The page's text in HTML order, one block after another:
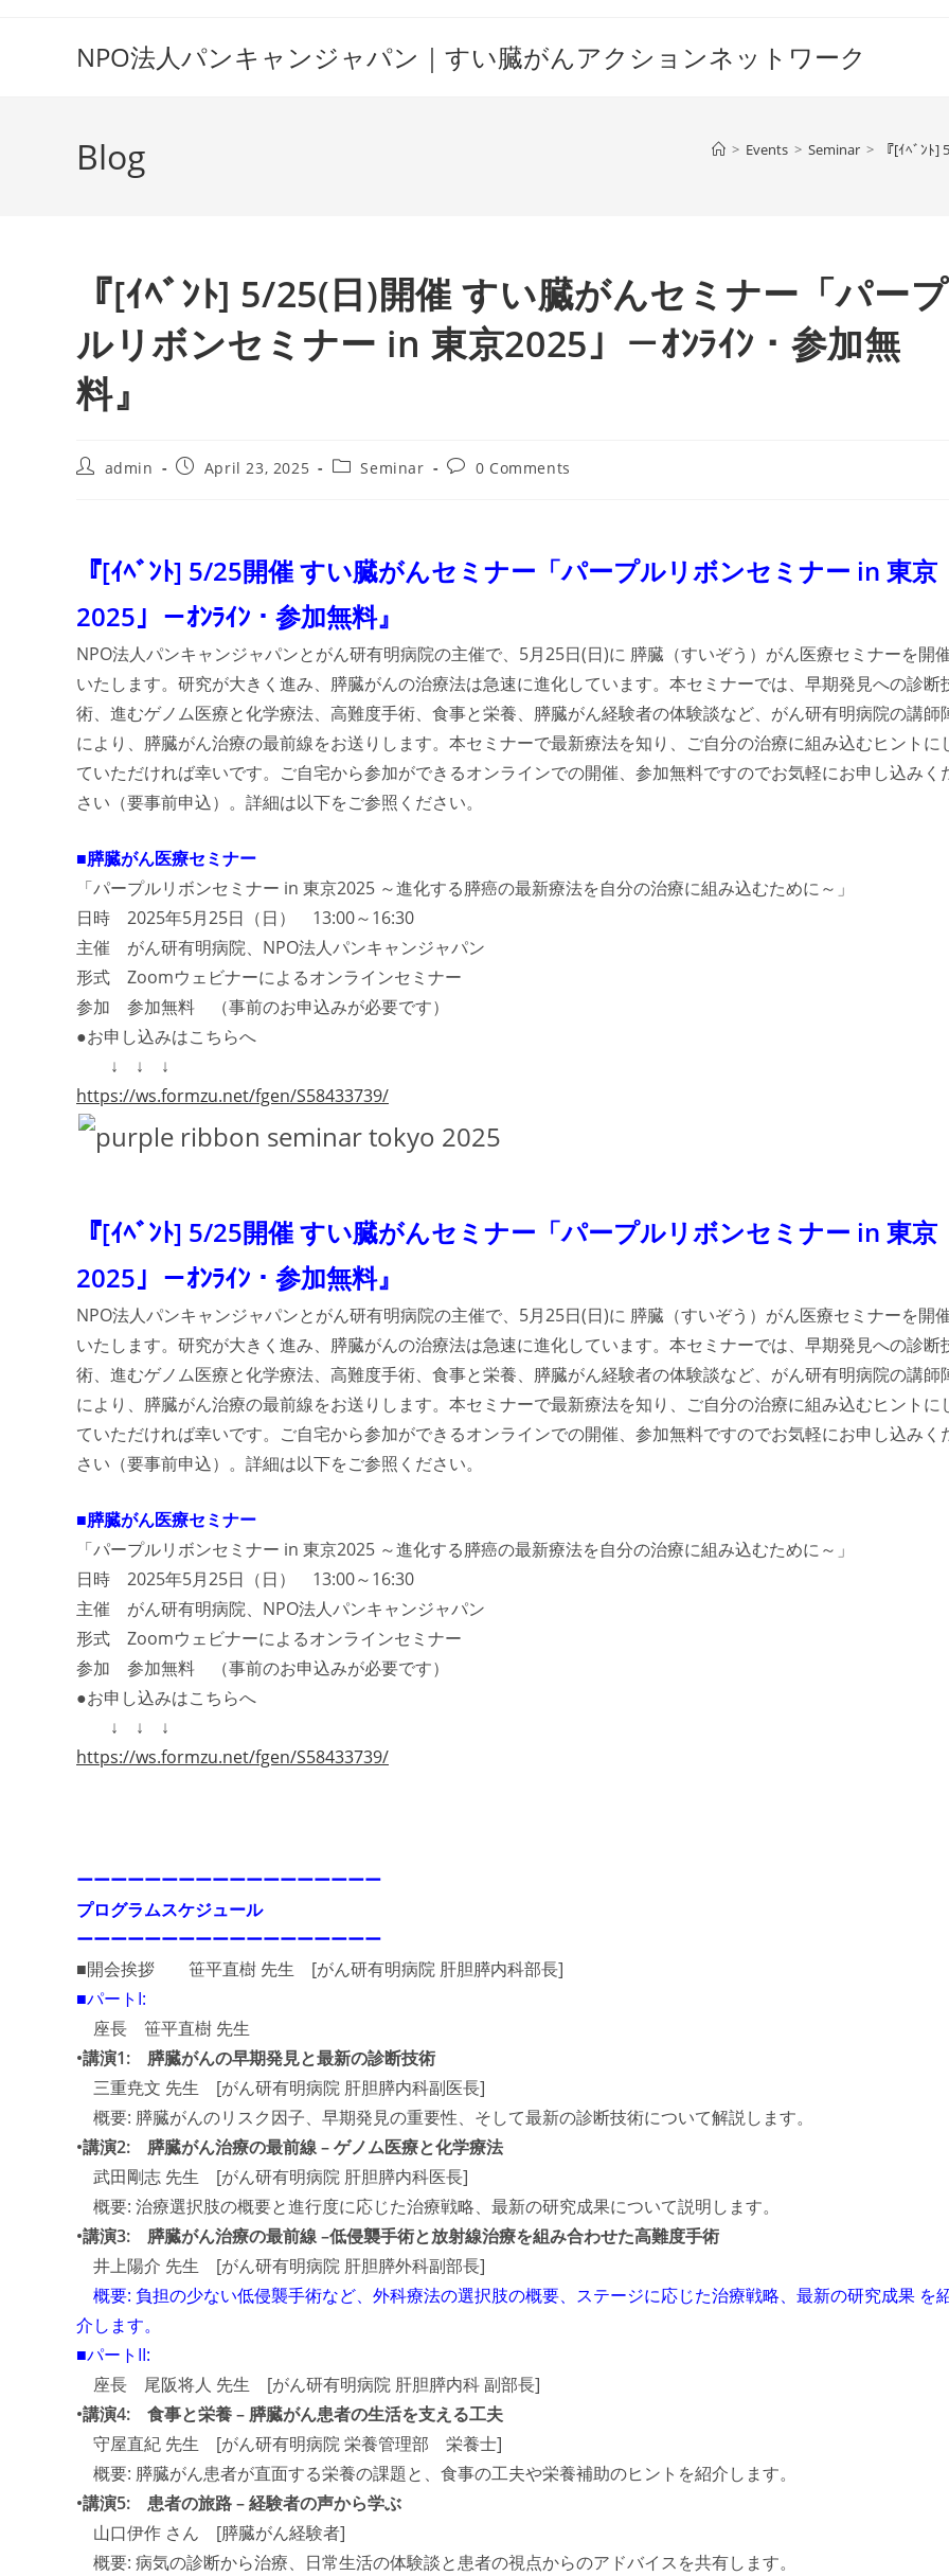
NPO法人パンキャンジャパン｜すい臓がんアクションネットワーク
Blog > Events > Seminar > 『[ｲﾍﾞﾝﾄ
『[ｲﾍﾞﾝﾄ] 5/25(日)開催 すい臓がんセミナー「パープ
ルリボンセミナー in 東京2025」－ｵﾝﾗｲﾝ・参加無
料』
Postadmin
PostApril 23, 2025
PostSeminar
Post0 Comments
『[ｲﾍﾞﾝﾄ] 5/25開催 すい臓がんセミナー「パープルリボンセミナー in 東京
2025」－ｵﾝﾗｲﾝ・参加無料』
NPO法人パンキャンジャパンとがん研有明病院の主催で、5月25日(日)に 膵臓（すいぞう）がん医療セミナーを開
いたします。研究が大きく進み、膵臓がんの治療法は急速に進化しています。本セミナーでは、早期発見への診断
術、進むゲノム医療と化学療法、高難度手術、食事と栄養、膵臓がん経験者の体験談など、がん研有明病院の講師
により、膵臓がん治療の最前線をお送りします。本セミナーで最新療法を知り、ご自分の治療に組み込むヒントに
ていただければ幸いです。ご自宅から参加ができるオンラインでの開催、参加無料ですのでお気軽にお申し込みく
さい（要事前申込）。詳細は以下をご参照ください。
■膵臓がん医療セミナー
「パープルリボンセミナー in 東京2025 ～進化する膵癌の最新療法を自分の治療に組み込むために～」
日時 2025年5月25日（日） 13:00～16:30
主催 がん研有明病院、NPO法人パンキャンジャパン
形式 Zoomウェビナーによるオンラインセミナー
参加 参加無料 （事前のお申込みが必要です）
●お申し込みはこちらへ
↓ ↓ ↓
https://ws.formzu.net/fgen/S58433739/
『[ｲﾍﾞﾝﾄ] 5/25開催 すい臓がんセミナー「パープルリボンセミナー in 東京
2025」－ｵﾝﾗｲﾝ・参加無料』
NPO法人パンキャンジャパンとがん研有明病院の主催で、5月25日(日)に 膵臓（すいぞう）がん医療セミナーを開
いたします。研究が大きく進み、膵臓がんの治療法は急速に進化しています。本セミナーでは、早期発見への診断
術、進むゲノム医療と化学療法、高難度手術、食事と栄養、膵臓がん経験者の体験談など、がん研有明病院の講師
により、膵臓がん治療の最前線をお送りします。本セミナーで最新療法を知り、ご自分の治療に組み込むヒントに
ていただければ幸いです。ご自宅から参加ができるオンラインでの開催、参加無料ですのでお気軽にお申し込みく
さい（要事前申込）。詳細は以下をご参照ください。
■膵臓がん医療セミナー
「パープルリボンセミナー in 東京2025 ～進化する膵癌の最新療法を自分の治療に組み込むために～」
日時 2025年5月25日（日） 13:00～16:30
主催 がん研有明病院、NPO法人パンキャンジャパン
形式 Zoomウェビナーによるオンラインセミナー
参加 参加無料 （事前のお申込みが必要です）
●お申し込みはこちらへ
↓ ↓ ↓
https://ws.formzu.net/fgen/S58433739/
ーーーーーーーーーーーーーーーーーー
プログラムスケジュール
ーーーーーーーーーーーーーーーーーー
■開会挨拶 笹平直樹 先生 [がん研有明病院 肝胆膵内科部長]
■パートI:
座長 笹平直樹 先生
•講演1: 膵臓がんの早期発見と最新の診断技術
三重尭文 先生 [がん研有明病院 肝胆膵内科副医長]
概要: 膵臓がんのリスク因子、早期発見の重要性、そして最新の診断技術について解説します。
•講演2: 膵臓がん治療の最前線 – ゲノム医療と化学療法
武田剛志 先生 [がん研有明病院 肝胆膵内科医長]
概要: 治療選択肢の概要と進行度に応じた治療戦略、最新の研究成果について説明します。
•講演3: 膵臓がん治療の最前線 –低侵襲手術と放射線治療を組み合わせた高難度手術
井上陽介 先生 [がん研有明病院 肝胆膵外科副部長]
概要: 負担の少ない低侵襲手術など、外科療法の選択肢の概要、ステージに応じた治療戦略、最新の研究成果 を
介します。
■パートII:
座長 尾阪将人 先生 [がん研有明病院 肝胆膵内科 副部長]
•講演4: 食事と栄養 – 膵臓がん患者の生活を支える工夫
守屋直紀 先生 [がん研有明病院 栄養管理部 栄養士]
概要: 膵臓がん患者が直面する栄養の課題と、食事の工夫や栄養補助のヒントを紹介します。
•講演5: 患者の旅路 – 経験者の声から学ぶ
山口伊作 さん [膵臓がん経験者]
概要: 病気の診断から治療、日常生活の体験談と患者の視点からのアドバイスを共有します。